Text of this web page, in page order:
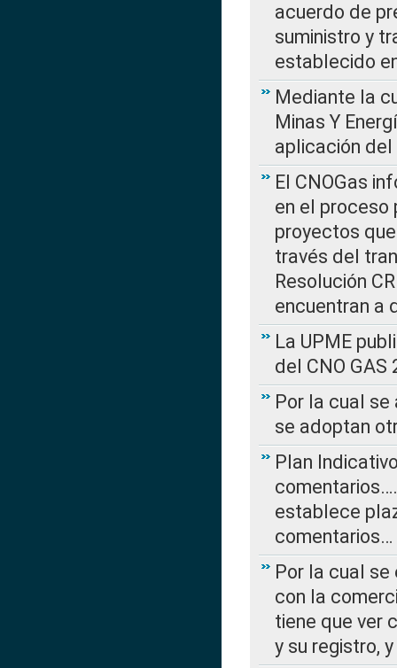
acuerdo de
suministro y
establecido
Mediante la
Minas Y
aplicación
El CNOGas
en el proceso
proyectos
través del
Resolución
encuentran a
La UPME
del CNO
Por la cual
se adoptan
Plan
establece
comentarios…
Por la cual
con la
tiene que ver
y su registro,